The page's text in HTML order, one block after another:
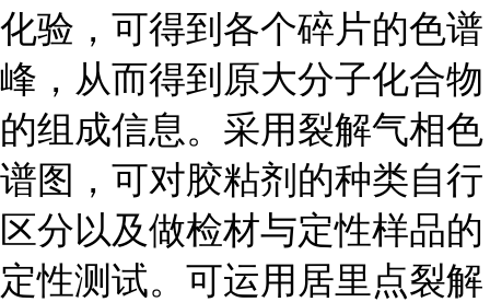
化验，可得到各个碎片的色谱
峰，从而得到原大分子化合物
的组成信息。采用裂解气相色
谱图，可对胶粘剂的种类自行
区分以及做检材与定性样品的
定性测试。可运用居里点裂解